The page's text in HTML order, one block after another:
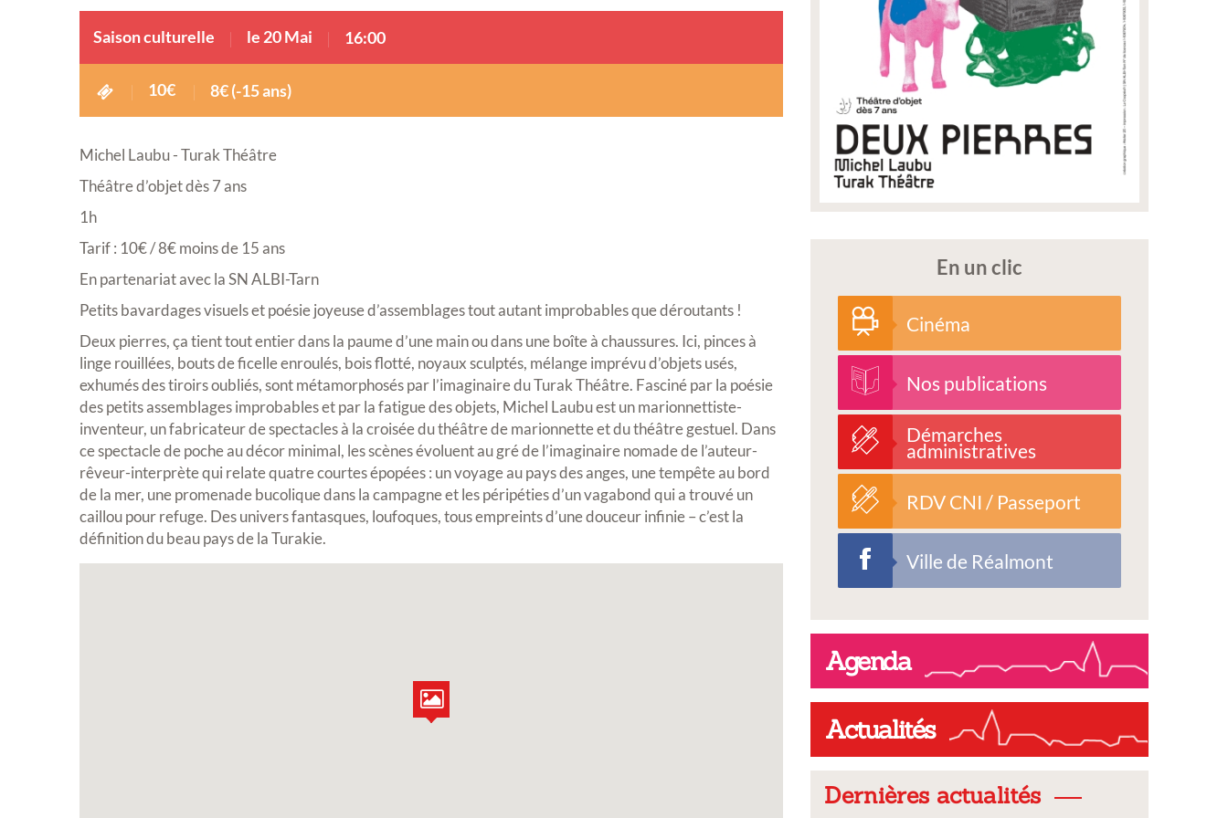
Saison culturelle le 20 Mai 16:00
10€ 8€ (-15 ans)
Michel Laubu - Turak Théâtre
Théâtre d’objet dès 7 ans
1h
Tarif : 10€ / 8€ moins de 15 ans
En partenariat avec la SN ALBI-Tarn
Petits bavardages visuels et poésie joyeuse d’assemblages tout autant improbables que déroutants !
Deux pierres, ça tient tout entier dans la paume d’une main ou dans une boîte à chaussures. Ici, pinces à
linge rouillées, bouts de ficelle enroulés, bois flotté, noyaux sculptés, mélange imprévu d’objets usés,
exhumés des tiroirs oubliés, sont métamorphosés par l’imaginaire du Turak Théâtre. Fasciné par la poésie
des petits assemblages improbables et par la fatigue des objets, Michel Laubu est un marionnettiste-
inventeur, un fabricateur de spectacles à la croisée du théâtre de marionnette et du théâtre gestuel. Dans
ce spectacle de poche au décor minimal, les scènes évoluent au gré de l’imaginaire nomade de l’auteur-
rêveur-interprète qui relate quatre courtes épopées : un voyage au pays des anges, une tempête au bord
de la mer, une promenade bucolique dans la campagne et les péripéties d’un vagabond qui a trouvé un
caillou pour refuge. Des univers fantasques, loufoques, tous empreints d’une douceur infinie – c’est la
définition du beau pays de la Turakie.
En un clic
Cinéma
Nos publications
Démarches
administratives
RDV CNI / Passeport
Ville de Réalmont
Agenda
Actualités
Dernières actualités